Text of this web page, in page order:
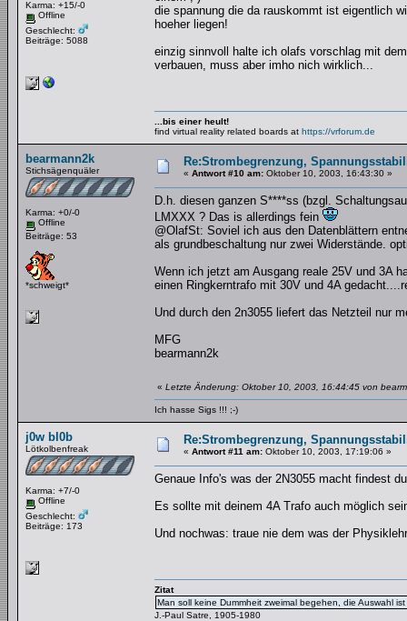
Karma: +15/-0
Offline
Geschlecht:
Beiträge: 5088
die spannung die da rauskommt ist eigentlich
hoeher liegen!
einzig sinnvoll halte ich olafs vorschlag mit
verbauen, muss aber imho nich wirklich...
...bis einer heult!
find virtual reality related boards at https://vrforum.de
bearmann2k
Stichsägenquäler
Karma: +0/-0
Offline
Beiträge: 53
*schweigt*
Re:Strombegrenzung,
« Antwort #10 am: Oktober 10, 2003, 16:43:30 »
D.h. diesen ganzen S****ss (bzgl.
LMXXX ? Das is allerdings fein
@OlafSt: Soviel ich aus den Datenblättern
als grundbeschaltung nur zwei Widerstände.
Wenn ich jetzt am Ausgang reale 25V und 3A
einen Ringkerntrafo mit 30V und 4A
Und durch den 2n3055 liefert das Netzteil nur
MFG
bearmann2k
« Letzte Änderung: Oktober 10, 2003, 16:44:45 von
Ich hasse Sigs !!! ;-)
j0w bl0b
Lötkolbenfreak
Karma: +7/-0
Offline
Geschlecht:
Beiträge: 173
Re:Strombegrenzung,
« Antwort #11 am: Oktober 10, 2003, 17:19:06 »
Genaue Info's was der 2N3055 macht findest
Es sollte mit deinem 4A Trafo auch möglich
Und nochwas: traue nie dem was der
Zitat
Man soll keine Dummheit zweimal begehen, die Auswahl
J.-Paul Satre, 1905-1980